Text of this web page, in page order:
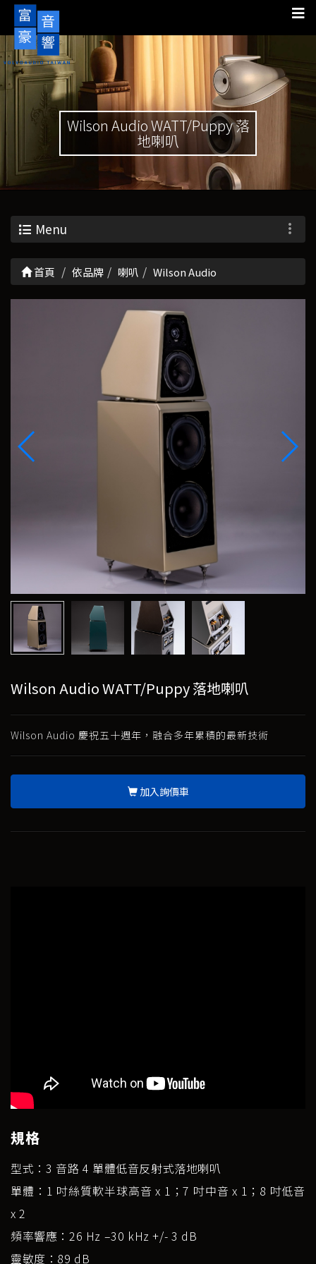
Wilson Audio WATT/Puppy 落
地喇叭
Menu
首頁 依品牌 喇叭 Wilson Audio
Wilson Audio WATT/Puppy 落地喇叭
Wilson Audio 慶祝五十週年，融合多年累積的最新技術
加入詢價車
規格
型式：3 音路 4 單體低音反射式落地喇叭
單體：1 吋絲質軟半球高音 x 1；7 吋中音 x 1；8 吋低音
x 2
頻率響應：26 Hz –30 kHz +/- 3 dB
靈敏度：89 dB